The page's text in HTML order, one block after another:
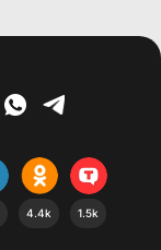
4.4k 1.5k